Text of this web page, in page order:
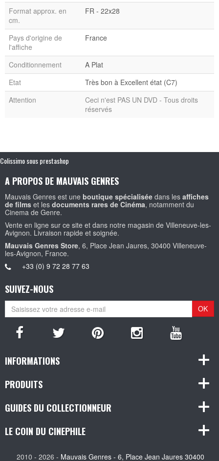
Format approx. en
cm.
FR - 22x28
Pays d'origine de
l'affiche
France
Conditionnement
A Plat
Etat
Très bon à Excellent état (C7)
Attention
Ceci n'est PAS UN DVD - Tous droits
réservés
Colissimo sous prestashop
A PROPOS DE MAUVAIS GENRES
Mauvais Genres est une boutique spécialisée dans les affiches
de films et les documents rares de Cinéma, notamment du
Cinema de Genre.
Vente en ligne sur ce site et dans notre magasin de Villeneuve-les-
Avignon. Livraison rapide et soignée.
Mauvais Genres Store, 6, Place Jean Jaures, 30400 Villeneuve-
les-Avignon, France.
+33 (0) 9 72 28 77 63
SUIVEZ-NOUS
OK
INFORMATIONS
PRODUITS
GUIDES DU COLLECTIONNEUR
LE COIN DU CINEPHILE
2010 - 2026 - Mauvais Genres - 6, Place Jean Jaures 30400